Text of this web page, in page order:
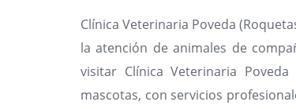
Clínica Veterinaria Poveda
la atención de animales de
visitar Clínica Veterinaria
mascotas, con servicios